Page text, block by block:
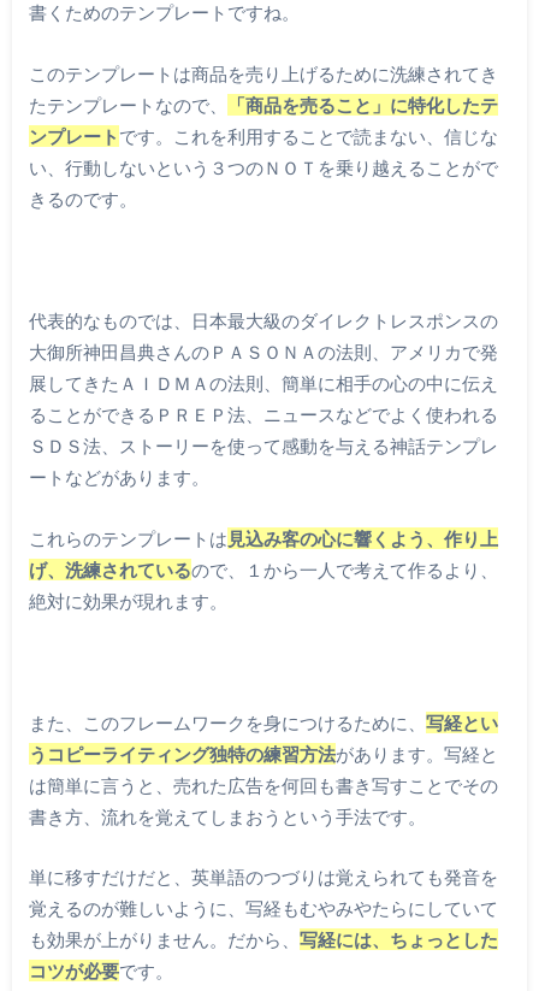
書くためのテンプレートですね。
このテンプレートは商品を売り上げるために洗練されてき
たテンプレートなので、
「商品を売ること」に特化したテ
ンプレート です。これを利用することで読まない、信じな
い、行動しないという３つのＮＯＴを乗り越えることがで
きるのです。
代表的なものでは、日本最大級のダイレクトレスポンスの
大御所神田昌典さんのＰＡＳＯＮＡの法則、アメリカで発
展してきたＡＩＤＭＡの法則、簡単に相手の心の中に伝え
ることができるＰＲＥＰ法、ニュースなどでよく使われる
ＳＤＳ法、ストーリーを使って感動を与える神話テンプレ
ートなどがあります。
これらのテンプレートは 見込み客の心に響くよう、作り上
げ、洗練されているので、１から一人で考えて作るより、
絶対に効果が現れます。
また、このフレームワークを身につけるために、 写経とい
うコピーライティング独特の練習方法があります。写経と
は簡単に言うと、売れた広告を何回も書き写すことでその
書き方、流れを覚えてしまおうという手法です。
単に移すだけだと、英単語のつづりは覚えられても発音を
覚えるのが難しいように、写経もむやみやたらにしていて
も効果が上がりません。だから、 写経には、ちょっとした
コツが必要です。